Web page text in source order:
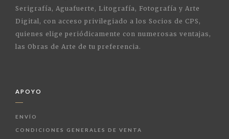
Serigrafía, Aguafuerte, Litografía, Fotografía y Arte
Digital, con acceso privilegiado a los Socios de CPS,
quienes elige periódicamente con numerosas ventajas,
las Obras de Arte de tu preferencia.
APOYO
ENVÍO
CONDICIONES GENERALES DE VENTA